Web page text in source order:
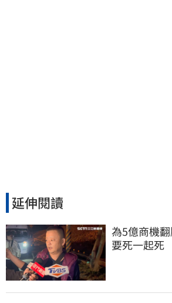
延伸閱讀
為5億商機
要死一起死